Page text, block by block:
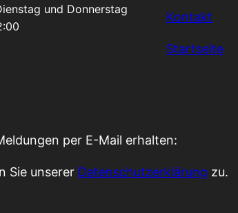
und Donnerstag
Kontakt
Startseite
per E-Mail erhalten:
Sie unserer Datenschutzerklärung zu.